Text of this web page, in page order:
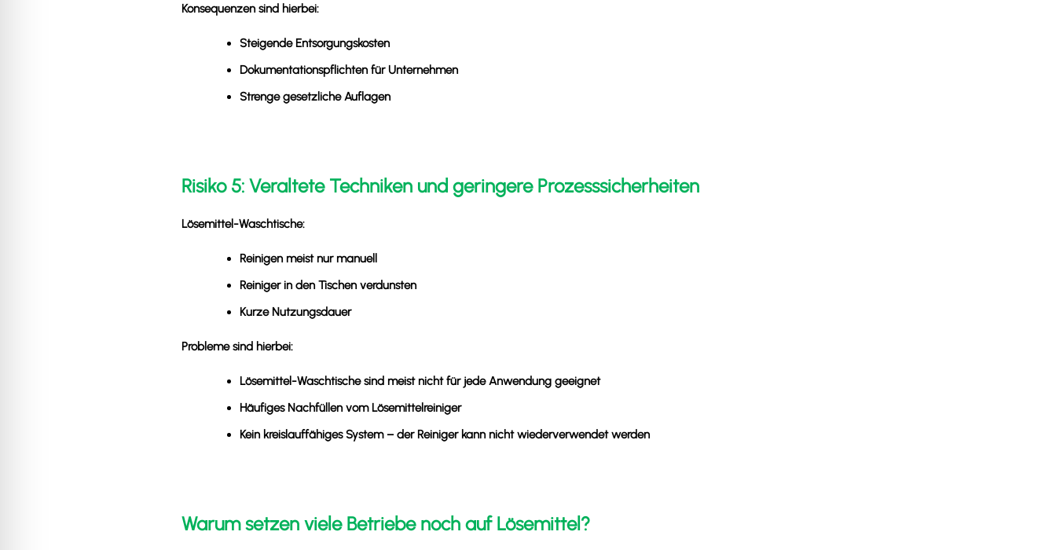
Konsequenzen sind hierbei:
Steigende Entsorgungskosten
Dokumentationspflichten für Unternehmen
Strenge gesetzliche Auflagen
Risiko 5: Veraltete Techniken und geringere Prozesssicherheiten
Lösemittel-Waschtische:
Reinigen meist nur manuell
Reiniger in den Tischen verdunsten
Kurze Nutzungsdauer
Probleme sind hierbei:
Lösemittel-Waschtische sind meist nicht für jede Anwendung geeignet
Häufiges Nachfüllen vom Lösemittelreiniger
Kein kreislauffähiges System – der Reiniger kann nicht wiederverwendet werden
Warum setzen viele Betriebe noch auf Lösemittel?